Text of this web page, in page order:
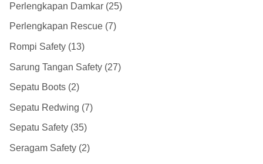
Perlengkapan Damkar 25
Perlengkapan Rescue 7
Rompi Safety 13
Sarung Tangan Safety 27
Sepatu Boots 2
Sepatu Redwing 7
Sepatu Safety 35
Seragam Safety 2